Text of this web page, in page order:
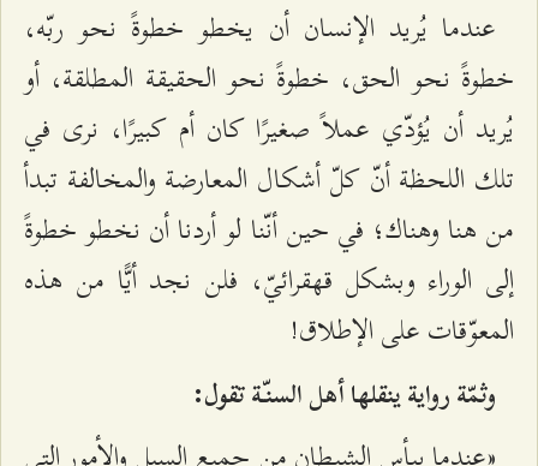
عندما يُريد الإنسان أن يخطو خطوةً نحو ربّه،
خطوةً نحو الحق، خطوةً نحو الحقيقة المطلقة، أو
يُريد أن يُؤدّي عملاً صغيرًا كان أم كبيرًا، نرى في
تلك اللحظة أنّ كلّ أشكال المعارضة والمخالفة تبدأ
من هنا وهناك؛ في حين أنّنا لو أردنا أن نخطو خطوةً
إلى الوراء وبشكل قهقرائيّ، فلن نجد أيًّا من هذه
المعوّقات على الإطلاق!
وثمّة رواية ينقلها أهل السنّة تقول: